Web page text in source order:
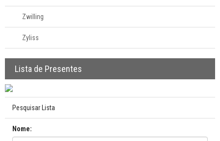
Zwilling
Zyliss
Lista de Presentes
Pesquisar Lista
Nome: